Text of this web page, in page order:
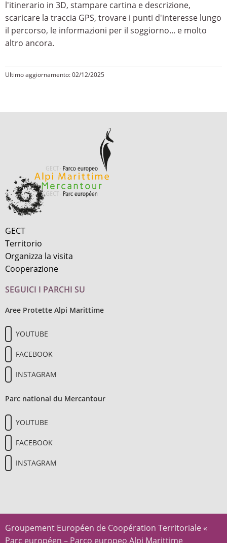
l'itinerario in 3D, stampare cartina e descrizione,
scaricare la traccia GPS, trovare i punti d'interesse lungo
il percorso, le informazioni per il soggiorno... e molto
altro ancora.
Ultimo aggiornamento: 02/12/2025
GECT
Territorio
Organizza la visita
Cooperazione
SEGUICI I PARCHI SU
Aree Protette Alpi Marittime
YOUTUBE
FACEBOOK
INSTAGRAM
Parc national du Mercantour
YOUTUBE
FACEBOOK
INSTAGRAM
Groupement Européen de Coopération Territoriale «
Parc européen – Parco europeo Alpi Marittime